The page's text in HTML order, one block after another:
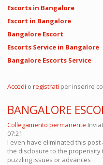
Escorts in Bangalore
Escort in Bangalore
Bangalore Escort
Escorts Service in Bangalore
Bangalore Escorts Service
Accedi o registrati per inserire
BANGALORE
Collegamento permanente
07:21
I even have eliminated this
the disclosure to the
puzzling issues or advances